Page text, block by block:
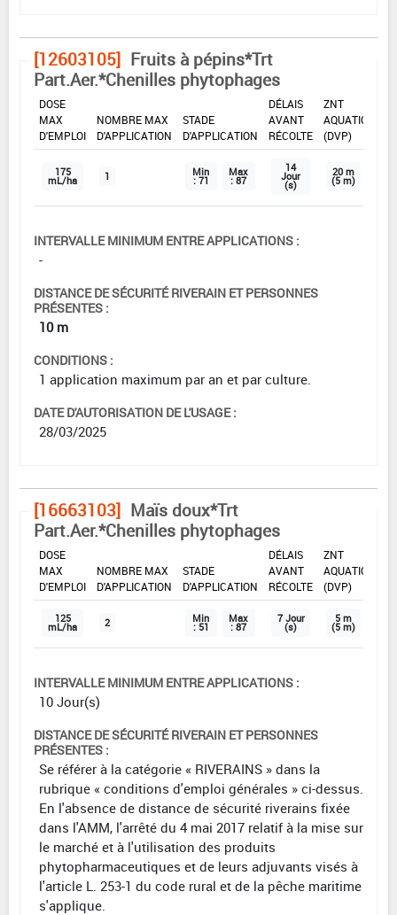
[12603105] Fruits à pépins*Trt
Part.Aer.*Chenilles phytophages
DOSE
MAX
D'EMPLOI
NOMBRE MAX
D'APPLICATION
STADE
D'APPLICATION
DÉLAIS
AVANT
RÉCOLTE
ZNT
AQUATIQUE
(DVP)
175
mL/ha 1 Min
: 71
Max
: 87
14
Jour
(s)
20 m
(5 m)
INTERVALLE MINIMUM ENTRE APPLICATIONS :
-
DISTANCE DE SÉCURITÉ RIVERAIN ET PERSONNES
PRÉSENTES :
10 m
CONDITIONS :
1 application maximum par an et par culture.
DATE D'AUTORISATION DE L'USAGE :
28/03/2025
[16663103] Maïs doux*Trt
Part.Aer.*Chenilles phytophages
DOSE
MAX
D'EMPLOI
NOMBRE MAX
D'APPLICATION
STADE
D'APPLICATION
DÉLAIS
AVANT
RÉCOLTE
ZNT
AQUATIQUE
(DVP)
125
mL/ha 2 Min
: 51
Max
: 87
7 Jour
(s)
5 m
(5 m)
INTERVALLE MINIMUM ENTRE APPLICATIONS :
10 Jour(s)
DISTANCE DE SÉCURITÉ RIVERAIN ET PERSONNES
PRÉSENTES :
Se référer à la catégorie « RIVERAINS » dans la
rubrique « conditions d'emploi générales » ci-dessus.
En l'absence de distance de sécurité riverains fixée
dans l'AMM, l'arrêté du 4 mai 2017 relatif à la mise sur
le marché et à l'utilisation des produits
phytopharmaceutiques et de leurs adjuvants visés à
l'article L. 253-1 du code rural et de la pêche maritime
s'applique.